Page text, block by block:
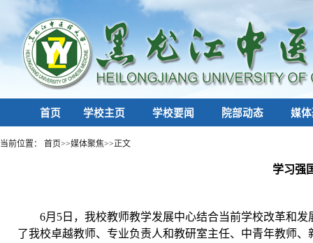
首页 学校主页 学校要闻 院部动态 媒
当前位置： 首页>>媒体聚焦>>正文
学习强
6月5日，我校教师教学发展中心结合当前学校改革和
了我校卓越教师、专业负责人和教研室主任、中青年教师